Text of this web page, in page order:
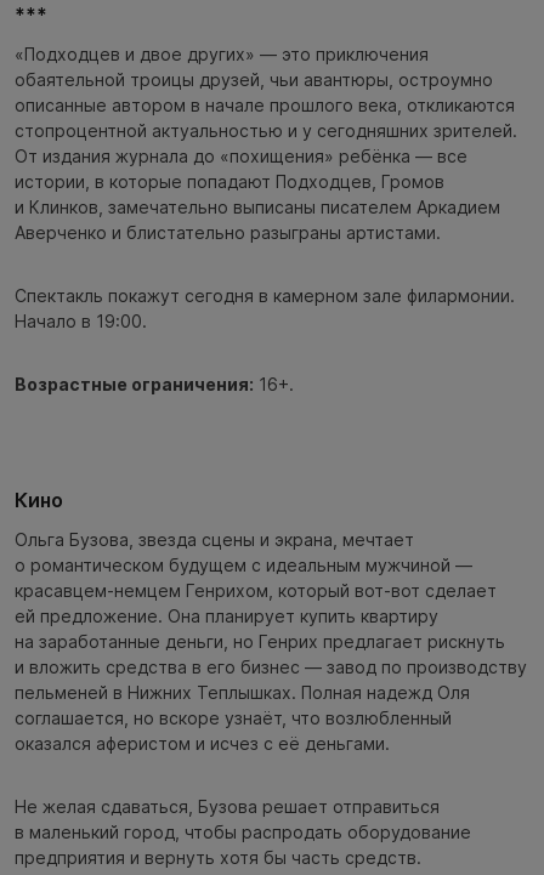
***
«Подходцев и двое других» — это приключения
обаятельной троицы друзей, чьи авантюры, остроумно
описанные автором в начале прошлого века, откликаются
стопроцентной актуальностью и у сегодняшних зрителей.
От издания журнала до «похищения» ребёнка — все
истории, в которые попадают Подходцев, Громов
и Клинков, замечательно выписаны писателем Аркадием
Аверченко и блистательно разыграны артистами.
Спектакль покажут сегодня в камерном зале филармонии.
Начало в 19:00.
Возрастные ограничения: 16+.
Кино
Ольга Бузова, звезда сцены и экрана, мечтает
о романтическом будущем с идеальным мужчиной —
красавцем-немцем Генрихом, который вот-вот сделает
ей предложение. Она планирует купить квартиру
на заработанные деньги, но Генрих предлагает рискнуть
и вложить средства в его бизнес — завод по производству
пельменей в Нижних Теплышках. Полная надежд Оля
соглашается, но вскоре узнаёт, что возлюбленный
оказался аферистом и исчез с её деньгами.
Не желая сдаваться, Бузова решает отправиться
в маленький город, чтобы распродать оборудование
предприятия и вернуть хотя бы часть средств.